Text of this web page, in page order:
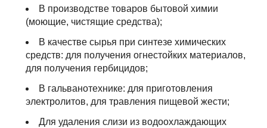
В производстве товаров бытовой химии
(моющие, чистящие средства);
В качестве сырья при синтезе химических
средств: для получения огнестойких материалов,
для получения гербицидов;
В гальванотехнике: для приготовления
электролитов, для травления пищевой жести;
Для удаления слизи из водоохлаждающих